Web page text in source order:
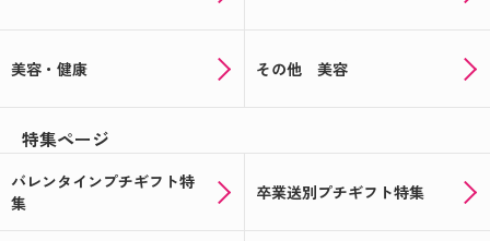
美容・健康 その他 美容
特集ページ
バレンタインプチギフト特
集
卒業送別プチギフト特集